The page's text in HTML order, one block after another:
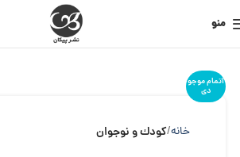
منو
اتمام موجو
دی
خانه کودك و نوجوان